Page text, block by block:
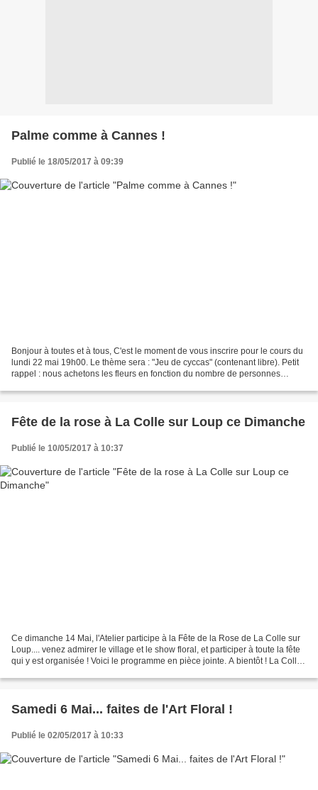
Palme comme à Cannes !
Publié le 18/05/2017 à 09:39
Bonjour à toutes et à tous, C'est le moment de vous inscrire pour le cours du
lundi 22 mai 19h00. Le thème sera : "Jeu de cyccas" (contenant libre). Petit
rappel : nous achetons les fleurs en fonction du nombre de personnes
Fête de la rose à La Colle sur Loup ce Dimanche
Publié le 10/05/2017 à 10:37
Ce dimanche 14 Mai, l'Atelier participe à la Fête de la Rose de La Colle sur
Loup.... venez admirer le village et le show floral, et participer à toute la fête
qui y est organisée ! Voici le programme en pièce jointe. A bientôt ! La Colle-
Samedi 6 Mai... faites de l'Art Floral !
Publié le 02/05/2017 à 10:33